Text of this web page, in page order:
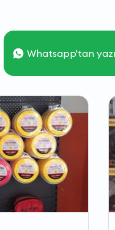
Whatsapp'tan